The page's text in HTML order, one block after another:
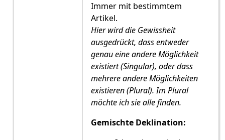
Immer mit bestimmtem
Artikel.
Hier wird die Gewissheit
ausgedrückt, dass entweder
genau eine andere Möglichkeit
existiert (Singular), oder dass
mehrere andere Möglichkeiten
existieren (Plural). Im Plural
möchte ich sie alle finden.
Gemischte Deklination: